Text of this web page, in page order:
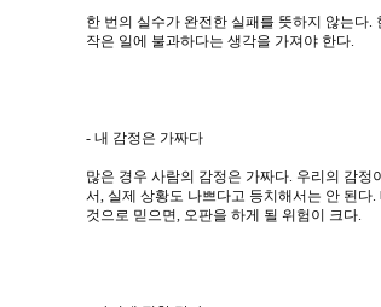
한 번의 실수가 완전한 실패를 뜻하지 않는다
작은 일에 불과하다는 생각을 가져야 한다.
- 내 감정은 가짜다
많은 경우 사람의 감정은 가짜다. 우리의 감
서, 실제 상황도 나쁘다고 등치해서는 안 된
것으로 믿으면, 오판을 하게 될 위험이 크다.